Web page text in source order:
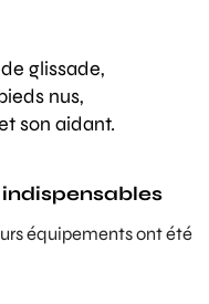
glissade,
nus,
son aidant.
équipements ont été